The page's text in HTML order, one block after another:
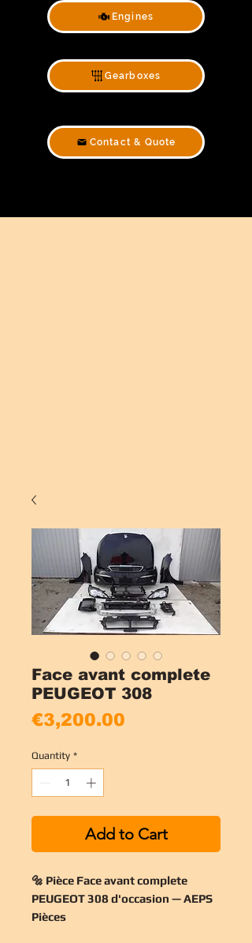
Engines
Gearboxes
Contact & Quote
Face avant complete
PEUGEOT 308
€3,200.00
Quantity *
Add to Cart
🔩 Pièce Face avant complete
PEUGEOT 308 d'occasion — AEPS
Pièces